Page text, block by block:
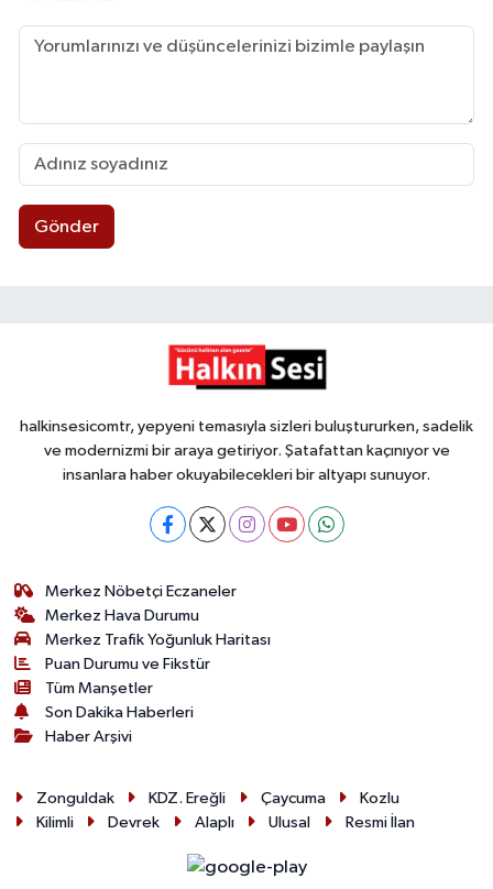
Gönder
halkinsesicomtr, yepyeni temasıyla sizleri buluştururken, sadelik
ve modernizmi bir araya getiriyor. Şatafattan kaçınıyor ve
insanlara haber okuyabilecekleri bir altyapı sunuyor.
Merkez Nöbetçi Eczaneler
Merkez Hava Durumu
Merkez Trafik Yoğunluk Haritası
Puan Durumu ve Fikstür
Tüm Manşetler
Son Dakika Haberleri
Haber Arşivi
Zonguldak KDZ. Ereğli Çaycuma
Kozlu
Kilimli
Devrek Alaplı Ulusal Resmi İlan